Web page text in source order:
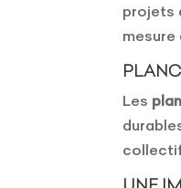
projets
mesure
Les